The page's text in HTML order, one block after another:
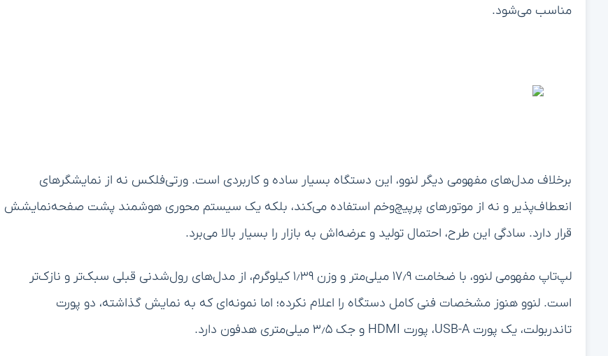
مناسب می‌شود.
برخلاف مدل‌های مفهومی دیگر لنوو، این دستگاه بسیار ساده و کاربردی است. ورتی‌فلکس نه از نمایشگرهای
انعطاف‌پذیر و نه از موتورهای پرپیچ‌وخم استفاده می‌کند، بلکه یک سیستم محوری هوشمند پشت صفحه‌نمایشش
قرار دارد. سادگی این طرح، احتمال تولید و عرضه‌اش به بازار را بسیار بالا می‌برد.
لپ‌تاپ مفهومی لنوو، با ضخامت ۱۷٫۹ میلی‌متر و وزن ۱٫۳۹ کیلوگرم، از مدل‌های رول‌شدنی قبلی سبک‌تر و نازک‌تر
است. لنوو هنوز مشخصات فنی کامل دستگاه را اعلام نکرده؛ اما نمونه‌ای که به نمایش گذاشته، دو پورت
تاندربولت، یک پورت USB-A، پورت HDMI و جک ۳٫۵ میلی‌متری هدفون دارد.